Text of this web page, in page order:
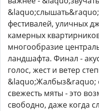
фестивалей, уличных
камерных
многообразие
ландшафта. Финал -
голос, жест и ветер
&laquo;Жалбыз&raquo;
свежесть мяты - это
свободно, даже когда